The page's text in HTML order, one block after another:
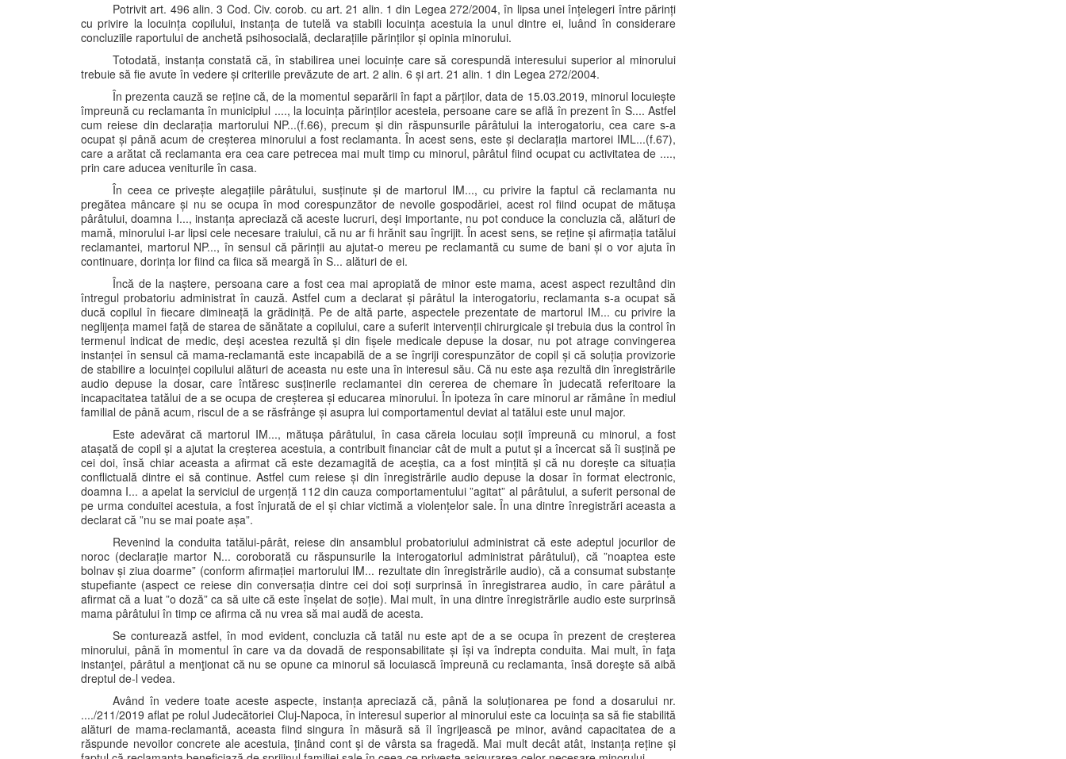
Potrivit art. 496 alin. 3 Cod. Civ. corob. cu art. 21 alin. 1 din Legea 272/2004, în lipsa unei înțelegeri între părinți
cu privire la locuința copilului, instanța de tutelă va stabili locuința acestuia la unul dintre ei, luând în considerare
concluziile raportului de anchetă psihosocială, declarațiile părinților și opinia minorului.
Totodată, instanța constată că, în stabilirea unei locuințe care să corespundă interesului superior al minorului
trebuie să fie avute în vedere și criteriile prevăzute de art. 2 alin. 6 și art. 21 alin. 1 din Legea 272/2004.
În prezenta cauză se reține că, de la momentul separării în fapt a părților, data de 15.03.2019, minorul locuiește
împreună cu reclamanta în municipiul ...., la locuința părinților acesteia, persoane care se află în prezent în S.... Astfel
cum reiese din declarația martorului NP...(f.66), precum și din răspunsurile pârâtului la interogatoriu, cea care s-a
ocupat și până acum de creșterea minorului a fost reclamanta. În acest sens, este și declarația martorei IML...(f.67),
care a arătat că reclamanta era cea care petrecea mai mult timp cu minorul, pârâtul fiind ocupat cu activitatea de ....,
prin care aducea veniturile în casa.
În ceea ce privește alegațiile pârâtului, susținute și de martorul IM..., cu privire la faptul că reclamanta nu
pregătea mâncare și nu se ocupa în mod corespunzător de nevoile gospodăriei, acest rol fiind ocupat de mătușa
pârâtului, doamna I..., instanța apreciază că aceste lucruri, deși importante, nu pot conduce la concluzia că, alături de
mamă, minorului i-ar lipsi cele necesare traiului, că nu ar fi hrănit sau îngrijit. În acest sens, se reține și afirmația tatălui
reclamantei, martorul NP..., în sensul că părinții au ajutat-o mereu pe reclamantă cu sume de bani și o vor ajuta în
continuare, dorința lor fiind ca fiica să meargă în S... alături de ei.
Încă de la naștere, persoana care a fost cea mai apropiată de minor este mama, acest aspect rezultând din
întregul probatoriu administrat în cauză. Astfel cum a declarat și pârâtul la interogatoriu, reclamanta s-a ocupat să
ducă copilul în fiecare dimineață la grădiniță. Pe de altă parte, aspectele prezentate de martorul IM... cu privire la
neglijența mamei față de starea de sănătate a copilului, care a suferit intervenții chirurgicale și trebuia dus la control în
termenul indicat de medic, deși acestea rezultă și din fișele medicale depuse la dosar, nu pot atrage convingerea
instanței în sensul că mama-reclamantă este incapabilă de a se îngriji corespunzător de copil și că soluția provizorie
de stabilire a locuinței copilului alături de aceasta nu este una în interesul său. Că nu este așa rezultă din înregistrările
audio depuse la dosar, care întăresc susținerile reclamantei din cererea de chemare în judecată referitoare la
incapacitatea tatălui de a se ocupa de creșterea și educarea minorului. În ipoteza în care minorul ar rămâne în mediul
familial de până acum, riscul de a se răsfrânge și asupra lui comportamentul deviat al tatălui este unul major.
Este adevărat că martorul IM..., mătușa pârâtului, în casa căreia locuiau soții împreună cu minorul, a fost
atașată de copil și a ajutat la creșterea acestuia, a contribuit financiar cât de mult a putut și a încercat să îi susțină pe
cei doi, însă chiar aceasta a afirmat că este dezamagită de aceștia, ca a fost mințită și că nu dorește ca situația
conflictuală dintre ei să continue. Astfel cum reiese și din înregistrările audio depuse la dosar în format electronic,
doamna I... a apelat la serviciul de urgență 112 din cauza comportamentului ”agitat” al pârâtului, a suferit personal de
pe urma conduitei acestuia, a fost înjurată de el și chiar victimă a violențelor sale. În una dintre înregistrări aceasta a
declarat că ”nu se mai poate așa”.
Revenind la conduita tatălui-pârât, reiese din ansamblul probatoriului administrat că este adeptul jocurilor de
noroc (declarație martor N... coroborată cu răspunsurile la interogatoriul administrat pârâtului), că ”noaptea este
bolnav și ziua doarme” (conform afirmației martorului IM... rezultate din înregistrările audio), că a consumat substanțe
stupefiante (aspect ce reiese din conversația dintre cei doi soți surprinsă în înregistrarea audio, în care pârâtul a
afirmat că a luat ”o doză” ca să uite că este înșelat de soție). Mai mult, în una dintre înregistrările audio este surprinsă
mama pârâtului în timp ce afirma că nu vrea să mai audă de acesta.
Se conturează astfel, în mod evident, concluzia că tatăl nu este apt de a se ocupa în prezent de creșterea
minorului, până în momentul în care va da dovadă de responsabilitate și își va îndrepta conduita. Mai mult, în faţa
instanţei, pârâtul a menţionat că nu se opune ca minorul să locuiască împreună cu reclamanta, însă doreşte să aibă
dreptul de-l vedea.
Având în vedere toate aceste aspecte, instanța apreciază că, până la soluționarea pe fond a dosarului nr.
..../211/2019 aflat pe rolul Judecătoriei Cluj-Napoca, în interesul superior al minorului este ca locuința sa să fie stabilită
alături de mama-reclamantă, aceasta fiind singura în măsură să îl îngrijească pe minor, având capacitatea de a
răspunde nevoilor concrete ale acestuia, ținând cont și de vârsta sa fragedă. Mai mult decât atât, instanța reține și